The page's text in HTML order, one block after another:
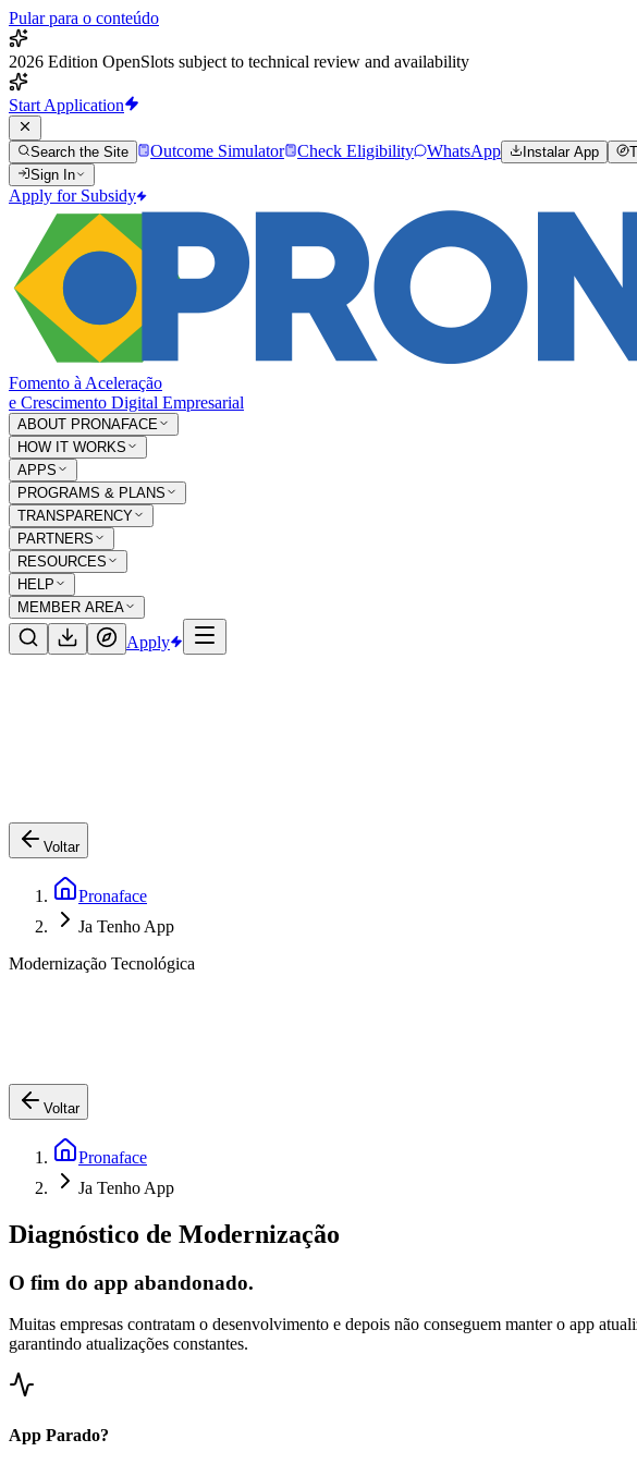
Pular para o conteúdo
2026 Edition OpenSlots subject to technical review and availability
Start Application
Search the Site Outcome Simulator Check Eligibility WhatsApp Instalar App
Sign In
Apply for Subsidy
Fomento à Aceleração
e Crescimento Digital Empresarial
ABOUT PRONAFACE
HOW IT WORKS
APPS
PROGRAMS & PLANS
TRANSPARENCY
PARTNERS
RESOURCES
HELP
MEMBER AREA
Apply
Voltar
Pronaface
Ja Tenho App
Modernização Tecnológica
Voltar
Pronaface
Ja Tenho App
Diagnóstico de Modernização
O fim do app abandonado.
Muitas empresas contratam o desenvolvimento e depois não conseguem manter o app
garantindo atualizações constantes.
App Parado?